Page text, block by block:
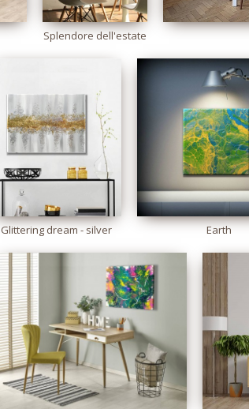
Splendore dell'estate
Glittering dream - silver Earth